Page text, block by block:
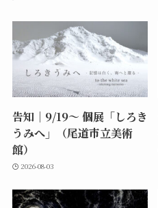
告知｜9/19〜 個展「しろき
うみへ」（尾道市立美術
館）
2026-08-03